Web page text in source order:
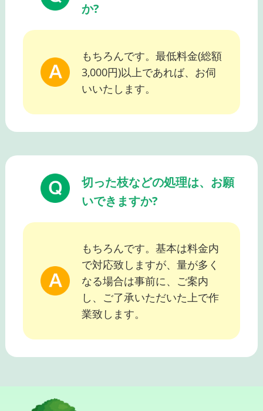
か?
もちろんです。最低料金(総額
3,000円)以上であれば、お伺
いいたします。
切った枝などの処理は、お願
いできますか?
もちろんです。基本は料金内
で対応致しますが、量が多く
なる場合は事前に、ご案内
し、ご了承いただいた上で作
業致します。